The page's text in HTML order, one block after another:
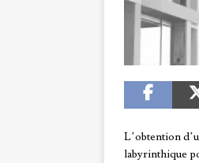
L’obtention
labyrinthique